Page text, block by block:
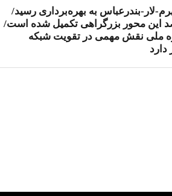
لار-بندرعباس به بهره‌برداری رسید/
حدود ۸۰ درصد این محور بزرگراهی تکمیل شده است/
ملی نقش مهمی در تقویت شبکه